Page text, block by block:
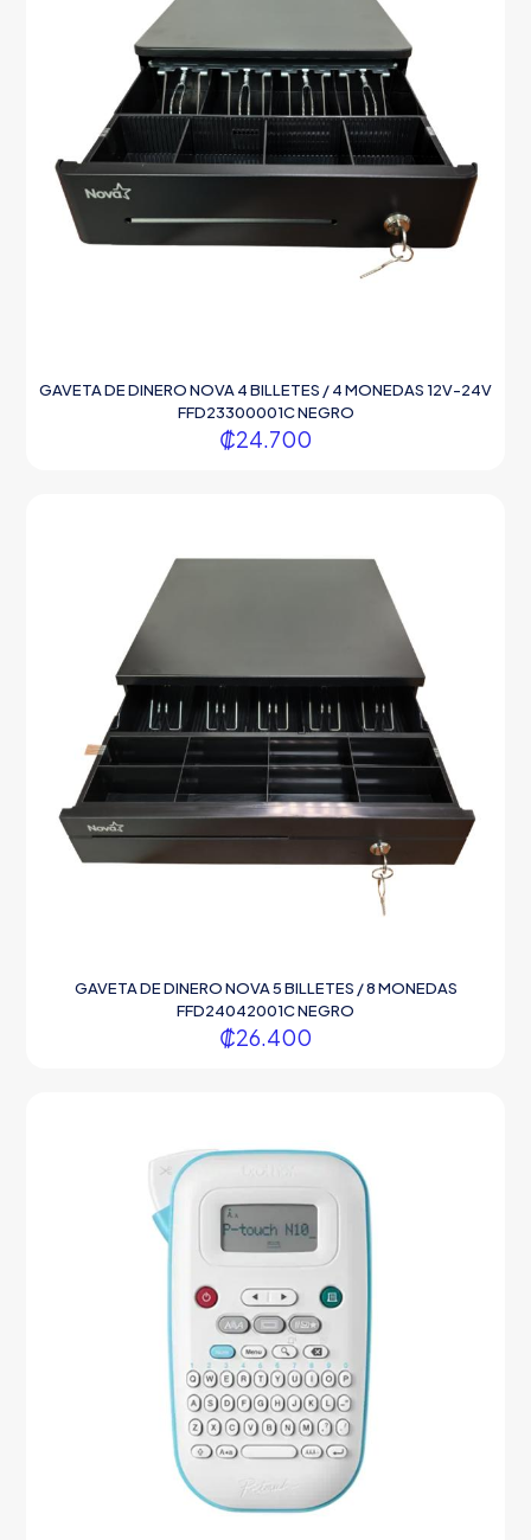
GAVETA DE DINERO NOVA 4 BILLETES / 4 MONEDAS 12V-24V
FFD23300001C NEGRO
₡24.700
GAVETA DE DINERO NOVA 5 BILLETES / 8 MONEDAS
FFD24042001C NEGRO
₡26.400